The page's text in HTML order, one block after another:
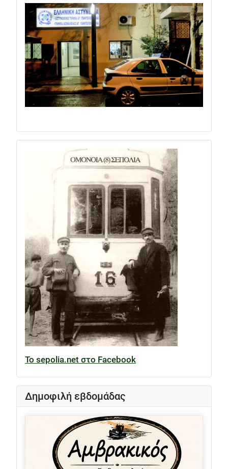
Το sepolia.net στο Facebook
Δημοφιλή εβδομάδας